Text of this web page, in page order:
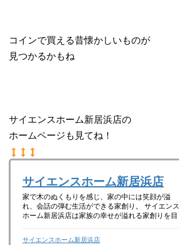
コインで買える昔懐かしいものが
見つかるかもね
サイエンスホーム新居浜店の
ホームページも見てね！
サイエンスホーム新居浜店
家で木のぬくもりを感じ、家の中には笑顔が溢
れ、会話の弾む生活ができる家創り。 サイエンス
ホーム新居浜店は家族の幸せが溢れる家創りを目
サイエンスホーム新居浜店